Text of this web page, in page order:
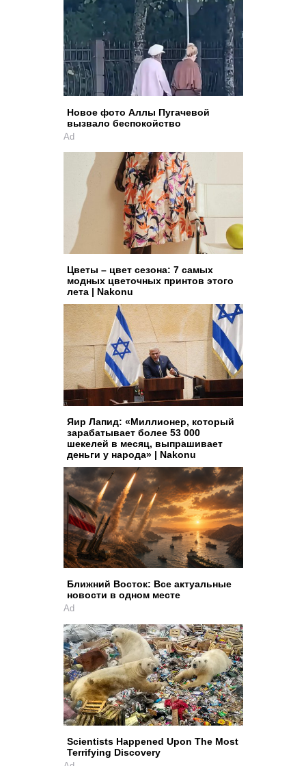
Новое фото Аллы Пугачевой
вызвало беспокойство
Ad
Цветы – цвет сезона: 7 самых
модных цветочных принтов этого
лета | Nakonu
Яир Лапид: «Миллионер, который
зарабатывает более 53 000
шекелей в месяц, выпрашивает
деньги у народа» | Nakonu
Ближний Восток: Все актуальные
новости в одном месте
Ad
Scientists Happened Upon The Most
Terrifying Discovery